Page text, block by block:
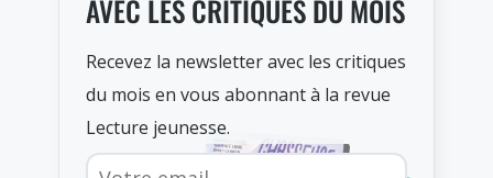
AVEC LES CRITIQUES DU MOIS
Recevez la newsletter avec les critiques
du mois en vous abonnant à la revue
Lecture jeunesse.